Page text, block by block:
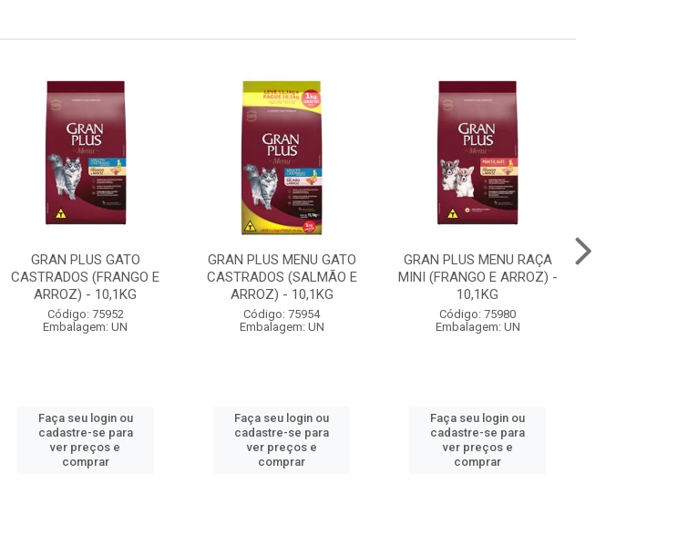
GRAN PLUS GATO
CASTRADOS (FRANGO E
ARROZ) - 10,1KG
Código: 75952
Embalagem: UN
Faça seu login ou
cadastre-se para
ver preços e
comprar
GRAN PLUS MENU GATO
CASTRADOS (SALMÃO E
ARROZ) - 10,1KG
Código: 75954
Embalagem: UN
Faça seu login ou
cadastre-se para
ver preços e
comprar
GRAN PLUS MENU RAÇA
MINI (FRANGO E ARROZ) -
10,1KG
Código: 75980
Embalagem: UN
Faça seu login ou
cadastre-se para
ver preços e
comprar